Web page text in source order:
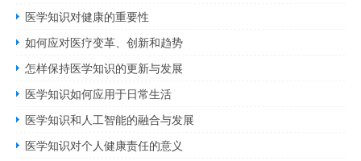
医学知识对健康的重要性
如何应对医疗变革、创新和趋势
怎样保持医学知识的更新与发展
医学知识如何应用于日常生活
医学知识和人工智能的融合与发展
医学知识对个人健康责任的意义